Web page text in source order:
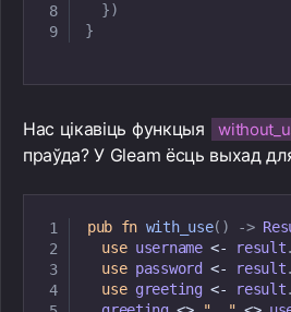
})
}
Нас цікавіць функцыя
праўда? У Gleam ёсць выхад
pub fn with_use( ) ->
use username <- result.
use password <- result.
use greeting <- result